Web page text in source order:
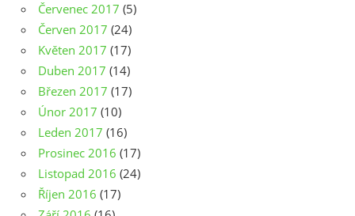
Červenec 2017 (5)
Červen 2017 (24)
Květen 2017 (17)
Duben 2017 (14)
Březen 2017 (17)
Únor 2017 (10)
Leden 2017 (16)
Prosinec 2016 (17)
Listopad 2016 (24)
Říjen 2016 (17)